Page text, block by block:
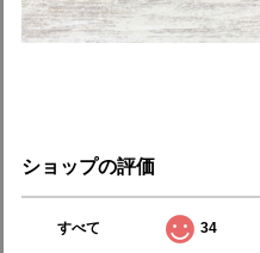
ショップの評価
すべて 34